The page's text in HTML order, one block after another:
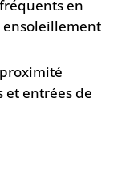
en
ensoleillement
et entrées de